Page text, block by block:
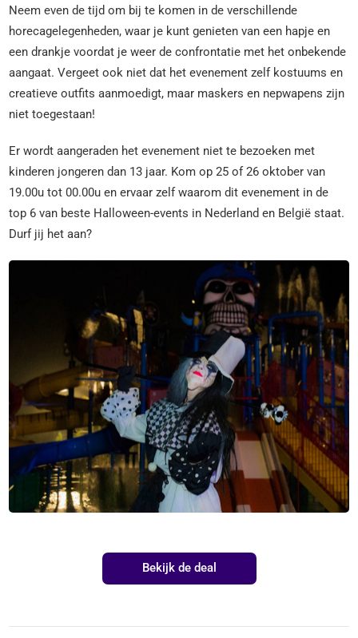
Neem even de tijd om bij te komen in de verschillende
horecagelegenheden, waar je kunt genieten van een hapje en
een drankje voordat je weer de confrontatie met het onbekende
aangaat. Vergeet ook niet dat het evenement zelf kostuums en
creatieve outfits aanmoedigt, maar maskers en nepwapens zijn
niet toegestaan!
Er wordt aangeraden het evenement niet te bezoeken met
kinderen jongeren dan 13 jaar. Kom op 25 of 26 oktober van
19.00u tot 00.00u en ervaar zelf waarom dit evenement in de
top 6 van beste Halloween-events in Nederland en België staat.
Durf jij het aan?
Bekijk de deal